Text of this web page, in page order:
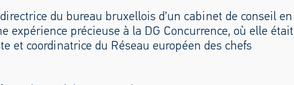
du bureau bruxellois d’un cabinet de conseil en
expérience précieuse à la DG Concurrence, où elle était
et coordinatrice du Réseau européen des chefs